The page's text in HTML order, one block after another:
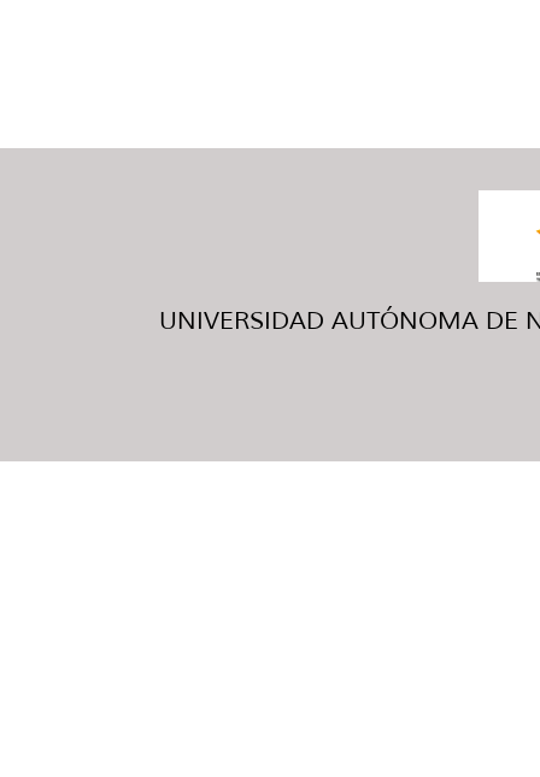
UNIVERSIDAD AUTÓNOMA DE